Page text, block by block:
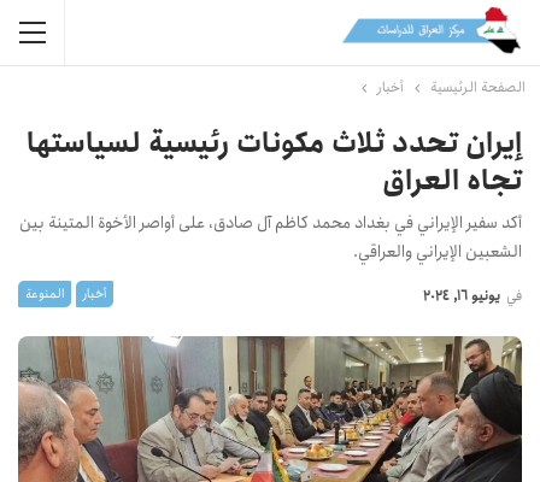
الصفحة الرئيسية أخبار
إيران تحدد ثلاث مكونات رئيسية لسياستها
تجاه العراق
أكد سفير الإيراني في بغداد محمد كاظم آل صادق، على أواصر الأخوة المتينة بين
الشعبين الإيراني والعراقي.
أخبار المنوعة في يونيو 16, 2024